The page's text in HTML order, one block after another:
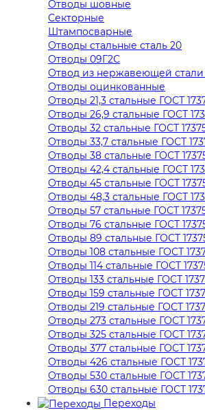
Отводы шовные
Секторные
Штампосварные
Отводы стальные сталь 20
Отводы 09Г2С
Отвод из нержавеющей стали
Отводы оцинкованные
Отводы 21,3 стальные ГОСТ
Отводы 26,9 стальные ГОСТ
Отводы 32 стальные ГОСТ
Отводы 33,7 стальные ГОСТ
Отводы 38 стальные ГОСТ
Отводы 42,4 стальные ГОСТ
Отводы 45 стальные ГОСТ
Отводы 48,3 стальные ГОСТ
Отводы 57 стальные ГОСТ
Отводы 76 стальные ГОСТ
Отводы 89 стальные ГОСТ
Отводы 108 стальные ГОСТ
Отводы 114 стальные ГОСТ
Отводы 133 стальные ГОСТ
Отводы 159 стальные ГОСТ
Отводы 219 стальные ГОСТ
Отводы 273 стальные ГОСТ
Отводы 325 стальные ГОСТ
Отводы 377 стальные ГОСТ
Отводы 426 стальные ГОСТ
Отводы 530 стальные ГОСТ
Отводы 630 стальные ГОСТ
Переходы